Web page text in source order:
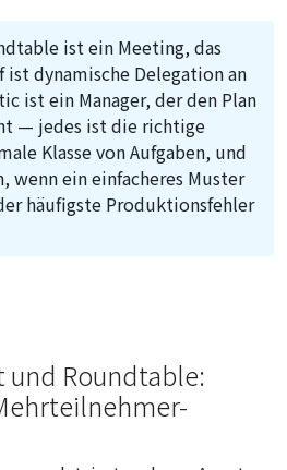
ist ein Meeting, das
ist dynamische Delegation an
ist ein Manager, der den Plan
— jedes ist die richtige
Klasse von Aufgaben, und
wenn ein einfacheres Muster
häufigste Produktionsfehler
und Roundtable: